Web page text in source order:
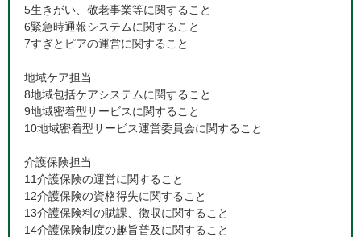
5生きがい、敬老事業等に関すること
6緊急時通報システムに関すること
7すぎとピアの運営に関すること
地域ケア担当
8地域包括ケアシステムに関すること
9地域密着型サービスに関すること
10地域密着型サービス運営委員会に関すること
介護保険担当
11介護保険の運営に関すること
12介護保険の資格得失に関すること
13介護保険料の賦課、徴収に関すること
14介護保険制度の趣旨普及に関すること